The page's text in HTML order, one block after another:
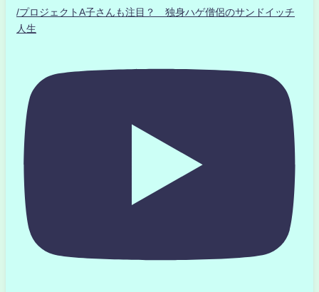
/プロジェクトA子さんも注目？ 独身ハゲ僧侶のサンドイッチ
人生